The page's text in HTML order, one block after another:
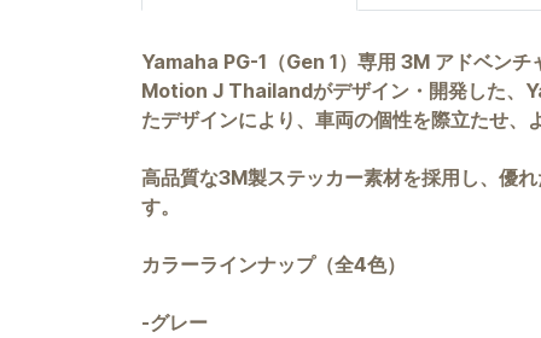
Yamaha PG-1（Gen 1）専用 3M アドベンチ
Motion J Thailandがデザイン・開発した、
たデザインにより、車両の個性を際立たせ、
高品質な3M製ステッカー素材を採用し、優
す。
カラーラインナップ（全4色）
-グレー